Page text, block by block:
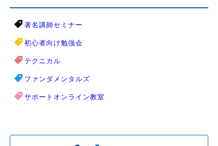
著名講師セミナー
初心者向け勉強会
テクニカル
ファンダメンタルズ
サポートオンライン教室